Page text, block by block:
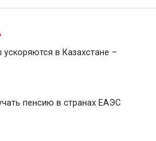
в Казахстане –
пенсию в странах ЕАЭС